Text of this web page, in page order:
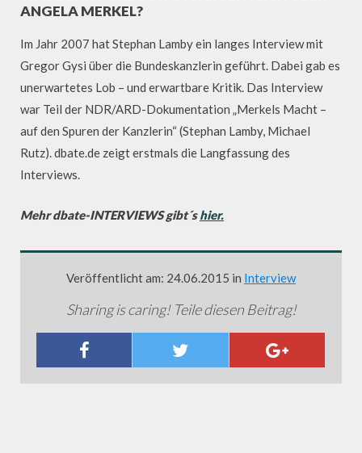
ANGELA MERKEL?
Im Jahr 2007 hat Stephan Lamby ein langes Interview mit
Gregor Gysi über die Bundeskanzlerin geführt. Dabei gab es
unerwartetes Lob – und erwartbare Kritik. Das Interview
war Teil der NDR/ARD-Dokumentation „Merkels Macht –
auf den Spuren der Kanzlerin“ (Stephan Lamby, Michael
Rutz). dbate.de zeigt erstmals die Langfassung des
Interviews.
Mehr dbate-INTERVIEWS gibt´shier.
Veröffentlicht am: 24.06.2015 in Interview
Sharing is caring! Teile diesen Beitrag!